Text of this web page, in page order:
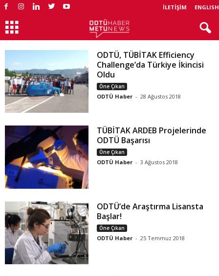
İLETIŞIM ENGLISH
ODTÜ, TÜBİTAK Efficiency
Challenge’da Türkiye İkincisi
Oldu
Öne Çıkan
ODTÜ Haber - 28 Ağustos 2018
TÜBİTAK ARDEB Projelerinde
ODTÜ Başarısı
Öne Çıkan
ODTÜ Haber - 3 Ağustos 2018
ODTÜ’de Araştırma Lisansta
Başlar!
Öne Çıkan
ODTÜ Haber - 25 Temmuz 2018